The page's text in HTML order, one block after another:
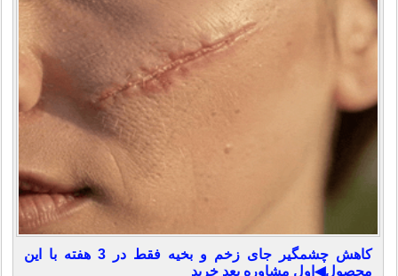
کاهش چشمگیر جای زخم و بخیه فقط در 3 هفته با این
محصول◀اول مشاوره بعد خرید